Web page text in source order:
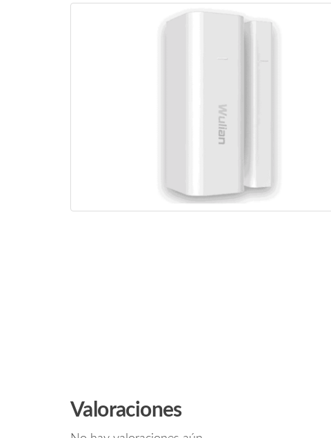
Valoraciones